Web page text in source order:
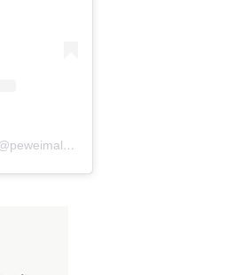
A post shared by peweimalang (@peweimalang)